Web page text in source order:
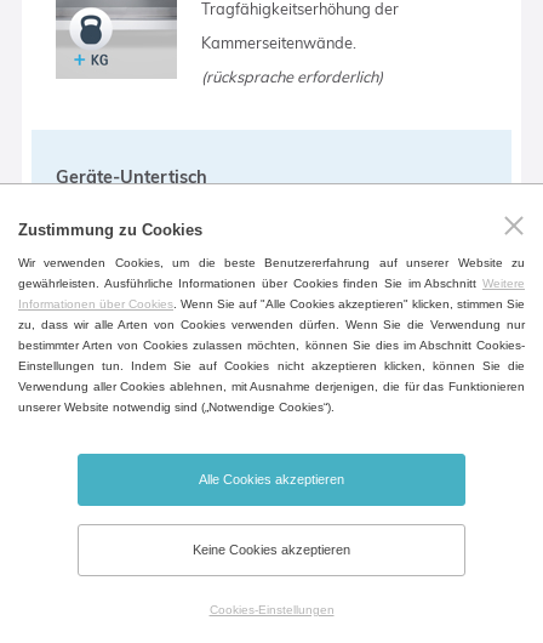
Tragfähigkeitserhöhung der
Kammerseitenwände.
(rücksprache erforderlich)
Geräte-Untertisch
Fächer fürs Dokumentablegen.
(außer Volumen 404, 707, 1212)
Alarm geöffneter Tür
Öffnungszeit kann man einstellen.
Zustimmung zu Cookies
Wir verwenden Cookies, um die beste Benutzererfahrung auf unserer Website zu
gewährleisten. Ausführliche Informationen über Cookies finden Sie im Abschnitt Weitere
Informationen über Cookies . Wenn Sie auf "Alle Cookies akzeptieren" klicken, stimmen Sie
zu, dass wir alle Arten von Cookies verwenden dürfen. Wenn Sie die Verwendung nur
bestimmter Arten von Cookies zulassen möchten, können Sie dies im Abschnitt Cookies-
Einstellungen tun. Indem Sie auf Cookies nicht akzeptieren klicken, können Sie die
Verwendung aller Cookies ablehnen, mit Ausnahme derjenigen, die für das Funktionieren
unserer Website notwendig sind („Notwendige Cookies“).
Alle Cookies akzeptieren
Keine Cookies akzeptieren
Cookies-Einstellungen